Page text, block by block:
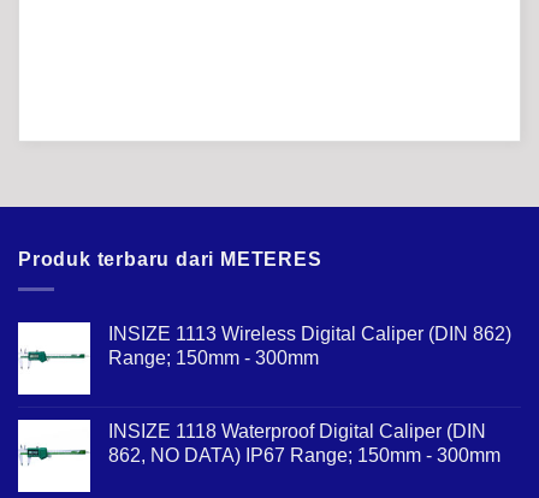
Produk terbaru dari METERES
INSIZE 1113 Wireless Digital Caliper (DIN 862)
Range; 150mm - 300mm
INSIZE 1118 Waterproof Digital Caliper (DIN
862, NO DATA) IP67 Range; 150mm - 300mm